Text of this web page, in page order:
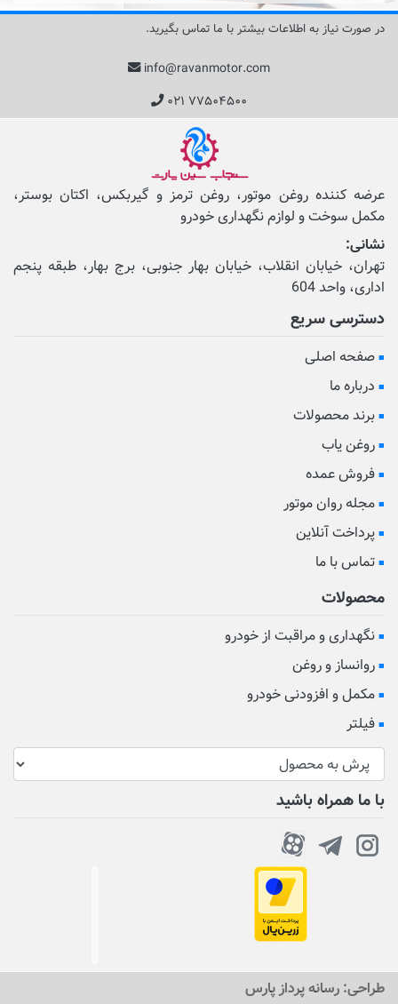
در صورت نیاز به اطلاعات بیشتر با ما تماس بگیرید.
info@ravanmotor.com
۰۲۱ ۷۷۵۰۴۵۰۰
عرضه کننده روغن موتور، روغن ترمز و گیربکس، اکتان بوستر،
مکمل‌ سوخت و لوازم نگهداری خودرو
نشانی:
تهران، خیابان انقلاب، خیابان بهار جنوبی، برج بهار، طبقه پنجم
اداری، واحد 604
دسترسی سریع
صفحه اصلی
درباره ما
برند محصولات
روغن یاب
فروش عمده
مجله روان موتور
پرداخت آنلاین
تماس با ما
محصولات
نگهداری و مراقبت از خودرو
روانساز و روغن
مکمل و افزودنی خودرو
فیلتر
با ما همراه باشید
طراحی: رسانه پرداز پارس